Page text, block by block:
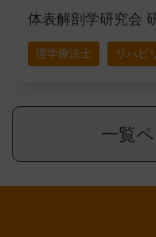
体表解剖学研究会
理学療法士 リハビ
一覧